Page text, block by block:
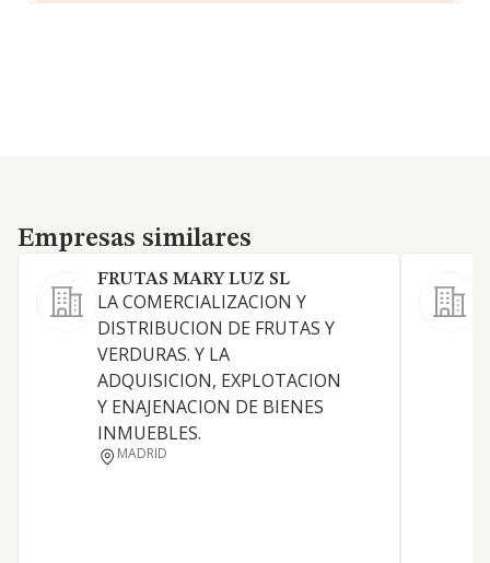
Empresas similares
Empresas similares
FRUTAS MARY LUZ SL
LA COMERCIALIZACION Y
DISTRIBUCION DE FRUTAS Y
VERDURAS. Y LA
ADQUISICION, EXPLOTACION
Y ENAJENACION DE BIENES
INMUEBLES.
MADRID